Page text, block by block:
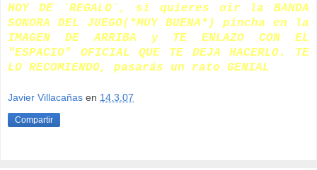
HOY DE `REGALO´, si quieres oir la BANDA
SONORA DEL JUEGO(*MUY BUENA*) pincha en la
IMAGEN DE ARRIBA y TE ENLAZO CON EL
"ESPACIO" OFICIAL QUE TE DEJA HACERLO. TE
LO RECOMIENDO, pasarás un rato GENIAL
Javier Villacañas en 14.3.07
Compartir